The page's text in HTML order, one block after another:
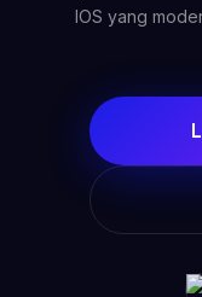
IOS yang